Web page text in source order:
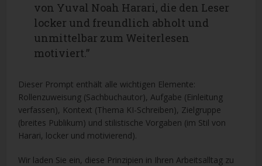
von Yuval Noah Harari, die den Leser
locker und freundlich abholt und
unmittelbar zum Weiterlesen
motiviert.”
Dieser Prompt enthält alle wichtigen Elemente:
Rollenzuweisung (Sachbuchautor), Aufgabe (Einleitung
verfassen), Kontext (Thema KI-Schreiben), Zielgruppe
(breites Publikum) und stilistische Vorgaben (im Stil von
Harari, locker und motivierend).
Wir laden Sie ein, diese Prinzipien in Ihren Arbeitsalltag zu